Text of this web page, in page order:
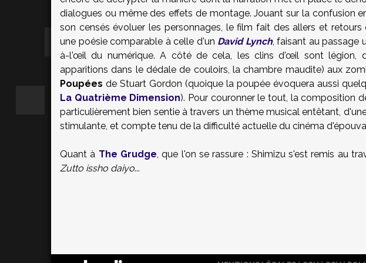
dialogues ou même des effets de montage. Jouant sur la confusion
son censés évoluer les personnages, le film fait des allers et
une poésie comparable à celle d'un David Lynch, faisant au passage
à-l'œil du numérique. A côté de cela, les clins d'œil sont légion,
apparitions dans le dédale de couloirs, la chambre maudite) aux
Poupées de Stuart Gordon (quoique la poupée évoquera aussi
La Quatrième Dimension). Pour couronner le tout, la composition
particulièrement bien sentie à travers un thème musical entêtant,
stimulante, et compte tenu de la difficulté actuelle du cinéma
Quant à The Grudge, que l'on se rassure : Shimizu s'est remis au
Zutto issho daiyo...